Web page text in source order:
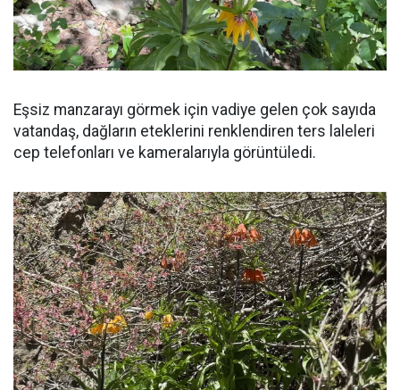
Eşsiz manzarayı görmek için vadiye gelen çok sayıda
vatandaş, dağların eteklerini renklendiren ters laleleri
cep telefonları ve kameralarıyla görüntüledi.